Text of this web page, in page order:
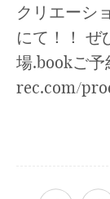
クリエーシ
にて！！ ぜ
場.bookご
rec.com/